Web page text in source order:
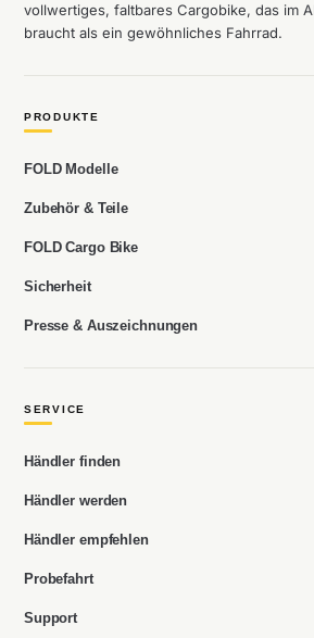
vollwertiges, faltbares Cargobike, das im
braucht als ein gewöhnliches Fahrrad.
PRODUKTE
FOLD Modelle
Zubehör & Teile
FOLD Cargo Bike
Sicherheit
Presse & Auszeichnungen
SERVICE
Händler finden
Händler werden
Händler empfehlen
Probefahrt
Support